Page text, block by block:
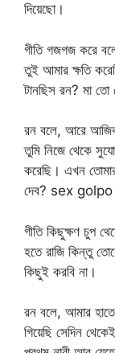
দিয়েছো।
গীতি গজগজ করে
তুই আমার ক্ষতি
টানছিস রন? মা
রন বলে, আরে
তুমি নিজে থেকে
করেছি। এখন
দেব? sex
গীতি কিছুক্ষণ চুপ
হতে রাজি কিন্তু
কিছুই করবি না।
রন বলে, আমার
গিয়েছি সেদিন